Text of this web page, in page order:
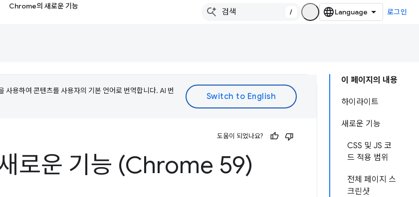
Chrome의 새로운 기능
/ 로그인
이 페이지의 내용
하이라이트
새로운 기능
CSS 및 JS 코
드 적용 범위
전체 페이지 스
크린샷
사용하여 콘텐츠를 사용자의 기본 언어로 번역합니다. AI 번
도움이 되었나요?
로운 기능 (Chrome 59)